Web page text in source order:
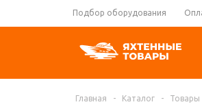
Подбор оборудования
Главная - Каталог - Товары